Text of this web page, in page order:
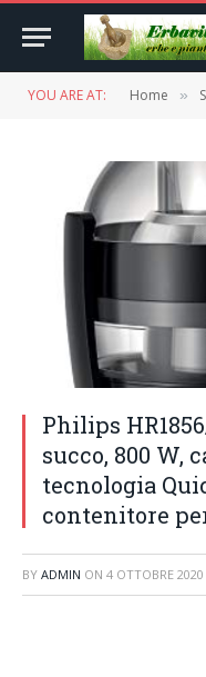
YOU ARE AT: Home »
Philips
succo, 800 W,
tecnologia
contenitore
BY ADMIN ON 4 OTTOBRE 2020